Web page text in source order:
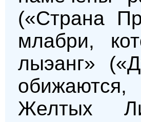
(«Страна
млабри,
лыэанг»
обижаются,
Желтых